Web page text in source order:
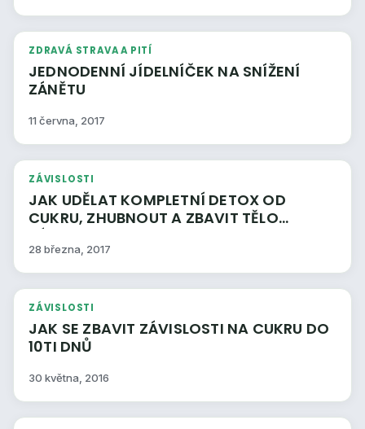
ZDRAVÁ STRAVA A PITÍ
JEDNODENNÍ JÍDELNÍČEK NA SNÍŽENÍ
ZÁNĚTU
11 června, 2017
ZÁVISLOSTI
JAK UDĚLAT KOMPLETNÍ DETOX OD
CUKRU, ZHUBNOUT A ZBAVIT TĚLO
28 března, 2017
ZÁVISLOSTI
JAK SE ZBAVIT ZÁVISLOSTI NA CUKRU DO
10TI DNŮ
30 května, 2016